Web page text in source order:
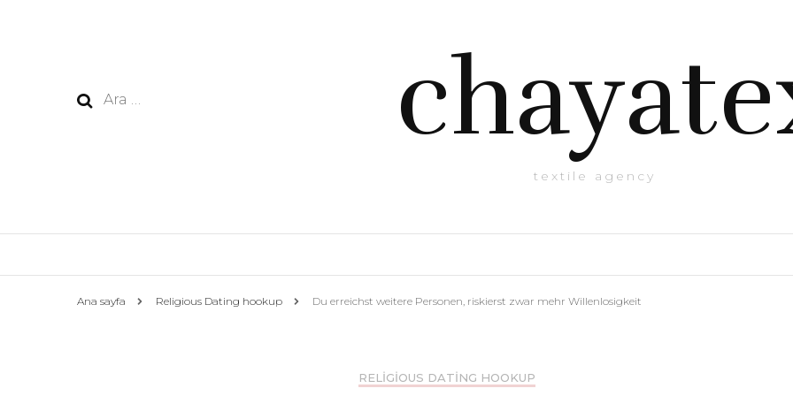
Arama:
textile agency
Ana sayfa Religious Dating hookup Du erreichst weitere Personen, riskierst zwar mehr Willenlosigkeit
RELIGIOUS DATING HOOKUP